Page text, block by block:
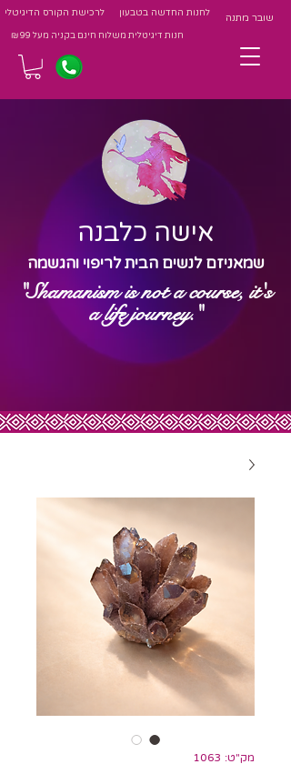
לרכישת הקורס הדיגיטלי לחנות החדשה בטבעון
חנות דיגיטלית משלוח חינם בקניה מעל 99 ₪
שובר מתנה
אישה כלבנה
שמאניזם לנשים הבית לריפוי והגשמה
"Shamanism is not a course, it's
a life journey."
מק"ט: 1063